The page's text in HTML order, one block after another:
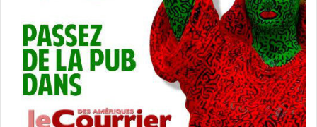
Deux autres compagnies de taxis-volants auraient déjà
reçu ce « préagrément » : Joby et Lilium.
Il risque bien d’y avoir une clientèle soucieuse d’éviter les
bouchons dans les mégalopoles.
Les grandes villes du monde transformées en ruches…. ça
va être amusant. Espérons que ça n’apporte pas trop de
nuisances.